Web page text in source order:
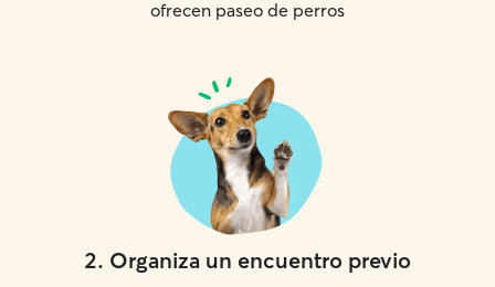
ofrecen paseo de perros
2. Organiza un encuentro previo